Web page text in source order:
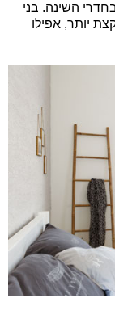
השינה. בני
יותר, אפילו